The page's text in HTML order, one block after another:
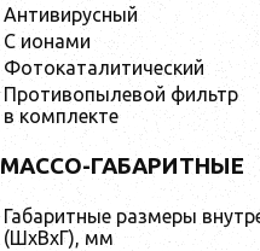
Антивирусный
С ионами
Фотокаталитический
Противопылевой фильтр
в комплекте
МАССО-ГАБАРИТНЫЕ
Габаритные размеры
(ШxВxГ), мм